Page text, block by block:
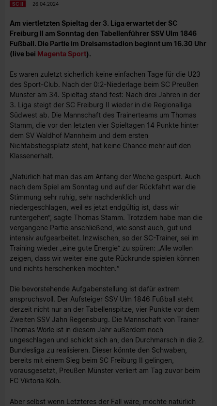
SC II 26.04.2024
Am viertletzten Spieltag der 3. Liga erwartet der SC
Freiburg II am Sonntag den Tabellenführer SSV Ulm 1846
Fußball. Die Partie im Dreisamstadion beginnt um 16.30 Uhr
(live bei Magenta Sport).
Es waren zuletzt sicherlich keine einfachen Tage für die U23
des Sport-Club. Nach der 0:2-Niederlage beim SC Preußen
Münster am 34. Spieltag stand fest: Nach drei Jahren in der
3. Liga steigt der SC Freiburg II wieder in die Regionalliga
Südwest ab. Die Mannschaft des Trainerteams um Thomas
Stamm, die vor den letzten vier Spieltagen 14 Punkte hinter
dem SV Waldhof Mannheim und dem ersten
Nichtabstiegsplatz steht, hat keine Chance mehr auf den
Klassenerhalt.
„Natürlich hat man das am Anfang der Woche gespürt. Auch
nach dem Spiel am Sonntag und auf der Rückfahrt war die
Stimmung sehr ruhig, sehr nachdenklich und
niedergeschlagen, weil es jetzt endgültig ist, dass wir
runtergehen“, sagte Thomas Stamm. Trotzdem habe man die
vergangene Partie anschließend, wie sonst auch, gut und
intensiv aufgearbeitet. Inzwischen, so der SC-Trainer, sei im
Training wieder „eine gute Energie“ zu spüren: „Alle wollen
zeigen, dass wir weiter eine gute Rückrunde spielen können
und nichts herschenken möchten.“
Die bevorstehende Aufgabenstellung ist dafür extrem
anspruchsvoll. Der Aufsteiger SSV Ulm 1846 Fußball steht
derzeit nicht nur an der Tabellenspitze, vier Punkte vor dem
Zweiten SSV Jahn Regensburg. Die Mannschaft von Trainer
Thomas Wörle ist in diesem Jahr außerdem noch
ungeschlagen und schickt sich an, den Durchmarsch in die 2.
Bundesliga zu realisieren. Dieser könnte den Schwaben,
bereits mit einem Sieg beim SC Freiburg II gelingen,
vorausgesetzt, Preußen Münster verliert am Tag zuvor beim
FC Viktoria Köln.
Aber selbst wenn Letzteres der Fall wäre, möchte natürlich